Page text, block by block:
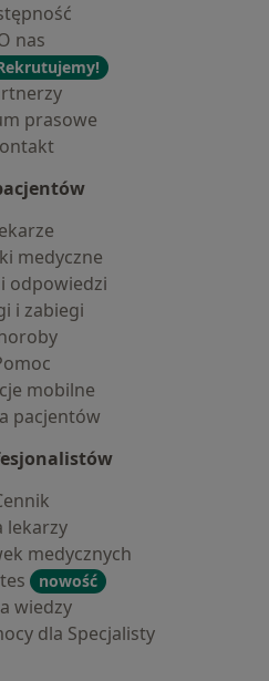
nas
prasowe
medyczne
odpowiedzi
i zabiegi
mobilne
pacjentów
lekarzy
medycznych
nowość
wiedzy
dla Specjalisty